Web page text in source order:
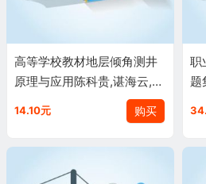
高等学校教材地层倾角测井
原理与应用陈科贵,谌海云,孙
嘉戌高石油工业出版社9787
502165772
14.10元 购买
职
题